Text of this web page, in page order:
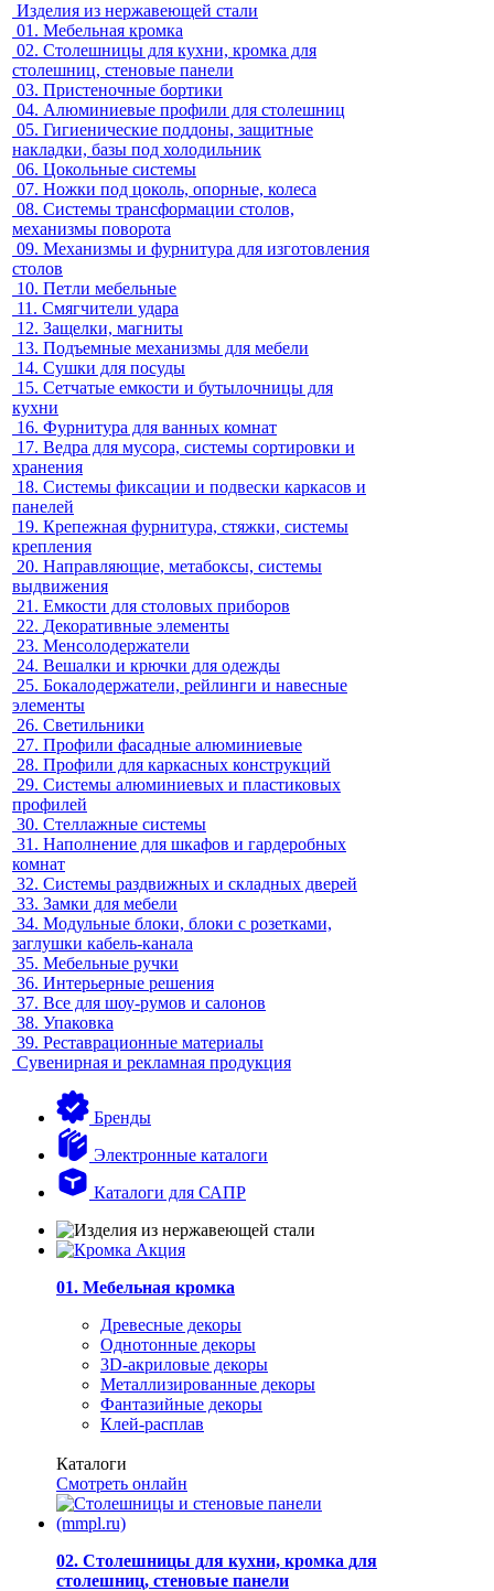
Изделия из нержавеющей стали
01. Мебельная кромка
02. Столешницы для кухни, кромка для
столешниц, стеновые панели
03. Пристеночные бортики
04. Алюминиевые профили для столешниц
05. Гигиенические поддоны, защитные
накладки, базы под холодильник
06. Цокольные системы
07. Ножки под цоколь, опорные, колеса
08. Системы трансформации столов,
механизмы поворота
09. Механизмы и фурнитура для изготовления
столов
10. Петли мебельные
11. Смягчители удара
12. Защелки, магниты
13. Подъемные механизмы для мебели
14. Сушки для посуды
15. Сетчатые емкости и бутылочницы для
кухни
16. Фурнитура для ванных комнат
17. Ведра для мусора, системы сортировки и
хранения
18. Системы фиксации и подвески каркасов и
панелей
19. Крепежная фурнитура, стяжки, системы
крепления
20. Направляющие, метабоксы, системы
выдвижения
21. Емкости для столовых приборов
22. Декоративные элементы
23. Менсолодержатели
24. Вешалки и крючки для одежды
25. Бокалодержатели, рейлинги и навесные
элементы
26. Светильники
27. Профили фасадные алюминиевые
28. Профили для каркасных конструкций
29. Системы алюминиевых и пластиковых
профилей
30. Стеллажные системы
31. Наполнение для шкафов и гардеробных
комнат
32. Системы раздвижных и складных дверей
33. Замки для мебели
34. Модульные блоки, блоки с розетками,
заглушки кабель-канала
35. Мебельные ручки
36. Интерьерные решения
37. Все для шоу-румов и салонов
38. Упаковка
39. Реставрационные материалы
Сувенирная и рекламная продукция
Бренды
Электронные каталоги
Каталоги для САПР
01. Мебельная кромка
Древесные декоры
Однотонные декоры
3D-акриловые декоры
Металлизированные декоры
Фантазийные декоры
Клей-расплав
Каталоги
Смотреть онлайн
02. Столешницы для кухни, кромка для
столешниц, стеновые панели